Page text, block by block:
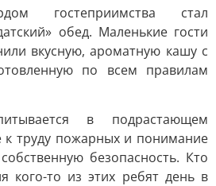
гостеприимства стал
обед. Маленькие гости
вкусную, ароматную кашу с
по всем правилам
в подрастающем
к труду пожарных и понимание
безопасность. Кто
кого-то из этих ребят день в